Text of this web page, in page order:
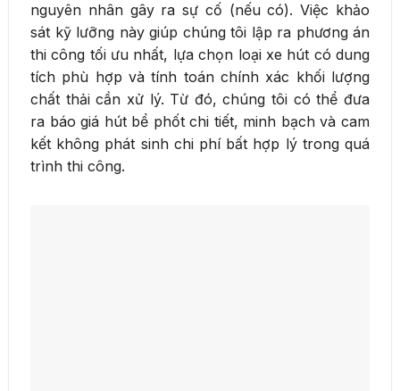
nguyên nhân gây ra sự cố (nếu có). Việc khảo
sát kỹ lưỡng này giúp chúng tôi lập ra phương án
thi công tối ưu nhất, lựa chọn loại xe hút có dung
tích phù hợp và tính toán chính xác khối lượng
chất thải cần xử lý. Từ đó, chúng tôi có thể đưa
ra báo giá hút bể phốt chi tiết, minh bạch và cam
kết không phát sinh chi phí bất hợp lý trong quá
trình thi công.